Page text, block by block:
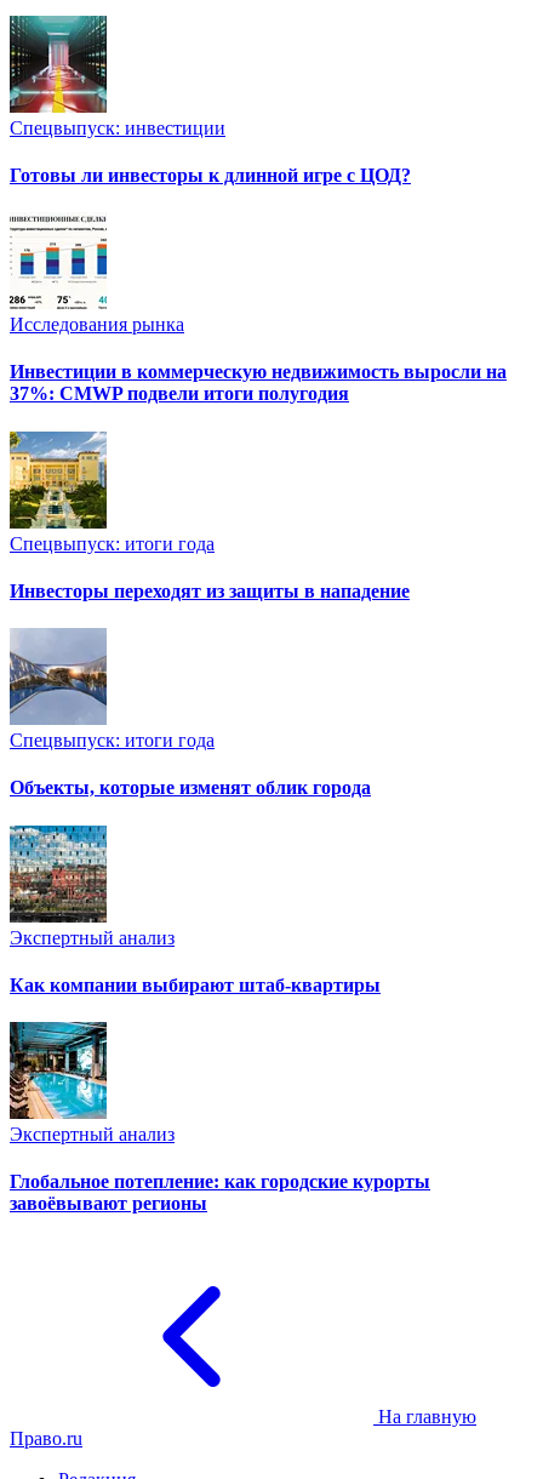
Спецвыпуск: инвестиции
Готовы ли инвесторы к длинной игре с ЦОД?
Исследования рынка
Инвестиции в коммерческую недвижимость выросли на
37%: CMWP подвели итоги полугодия
Спецвыпуск: итоги года
Инвесторы переходят из защиты в нападение
Спецвыпуск: итоги года
Объекты, которые изменят облик города
Экспертный анализ
Как компании выбирают штаб-квартиры
Экспертный анализ
Глобальное потепление: как городские курорты
завоёвывают регионы
На главную
Право.ru